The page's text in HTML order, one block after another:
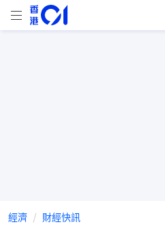
經濟 財經快訊